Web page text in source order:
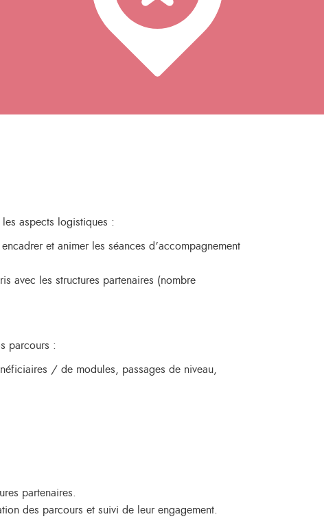
les aspects logistiques :
et animer les séances d’accompagnement
avec les structures partenaires (nombre
parcours :
/ de modules, passages de niveau,
partenaires.
des parcours et suivi de leur engagement.